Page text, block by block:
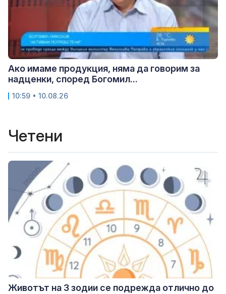
Ако имаме продукция, няма да говорим за
надценки, според Богомил...
10:59 • 10.08.26
Четени
Животът на 3 зодии се подрежда отлично до